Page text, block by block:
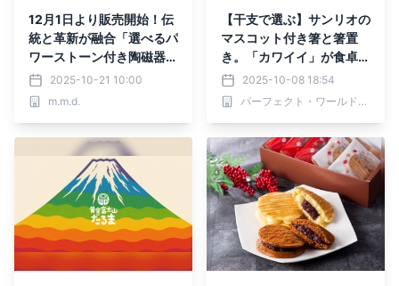
12月1日より販売開始！伝
統と革新が融合「選べるパ
ワーストーン付き陶磁器だ
るま」発売～願いを込めた
新時代のインテリア縁起物
～
2025-10-21 10:00
m.m.d.
【干支で選ぶ】サンリオの
マスコット付き箸と箸置
き。「カワイイ」が食卓に
福を呼ぶ！
2025-10-08 18:54
パーフェクト・ワールド株式会社